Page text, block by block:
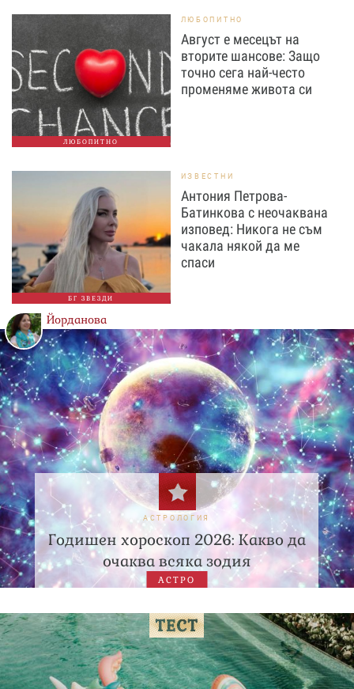
ЛЮБОПИТНО
ЛЮБОПИТНО
Август е месецът на
вторите шансове: Защо
точно сега най-често
променяме живота си
БГ ЗВЕЗДИ
ИЗВЕСТНИ
Антония Петрова-
Батинкова с неочаквана
изповед: Никога не съм
чакала някой да ме
спаси
Йорданова
АСТРОЛОГИЯ
Годишен хороскоп 2026: Какво да
очаква всяка зодия
АСТРО